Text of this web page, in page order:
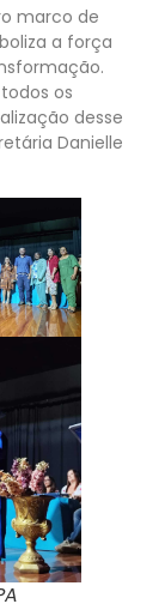
marco de
a força
os
desse
Danielle